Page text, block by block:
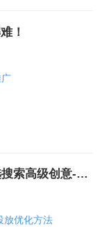
！
如何高效提升搜索广告“点击率”？首选搜索高级创意-图片类
放优化方法